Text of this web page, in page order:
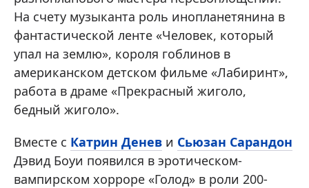
На счету музыканта роль инопланетянина в
фантастической ленте «Человек, который
упал на землю», короля гоблинов в
американском детском фильме «Лабиринт»,
работа в драме «Прекрасный жиголо,
бедный жиголо».
Вместе с Катрин Денев и Сьюзан Сарандон
Дэвид Боуи появился в эротическом-
вампирском хорроре «Голод» в роли 200-